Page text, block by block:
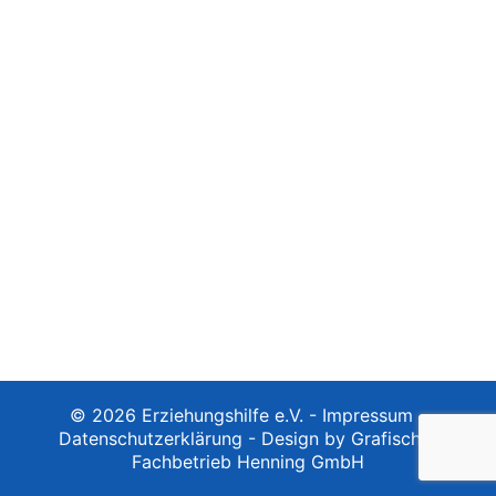
© 2026 Erziehungshilfe e.V. - Impressum -
Datenschutzerklärung - Design by Grafischer
Fachbetrieb Henning GmbH